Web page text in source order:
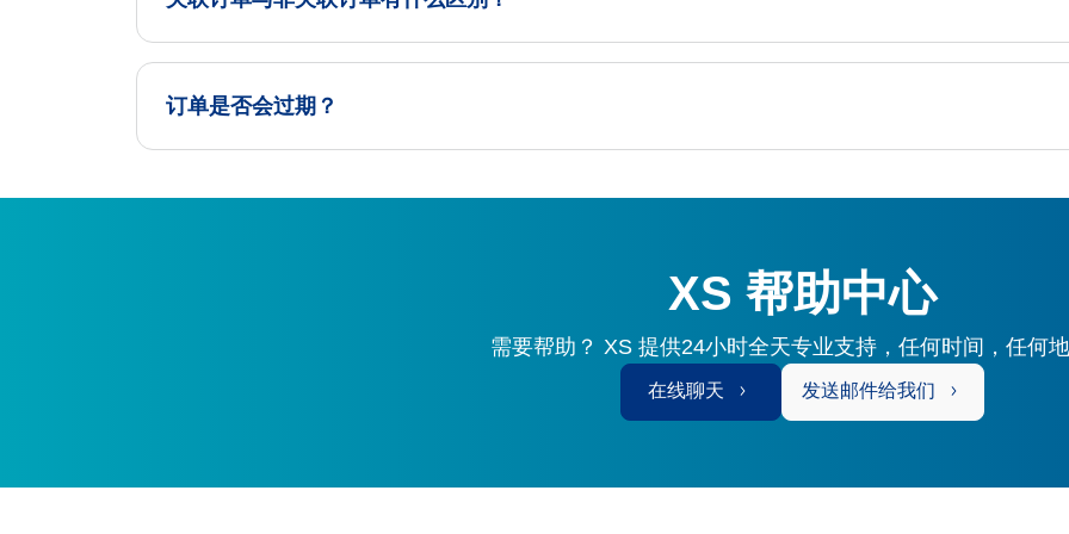
订单是否会过期？
XS 帮助中心
需要帮助？ XS 提供24小时全天专业支持，任何时间，任何
在线聊天 发送邮件给我们